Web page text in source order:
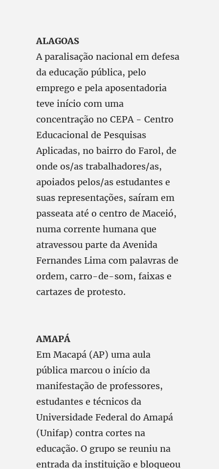
ALAGOAS
A paralisação nacional em defesa
da educação pública, pelo
emprego e pela aposentadoria
teve início com uma
concentração no CEPA - Centro
Educacional de Pesquisas
Aplicadas, no bairro do Farol, de
onde os/as trabalhadores/as,
apoiados pelos/as estudantes e
suas representações, saíram em
passeata até o centro de Maceió,
numa corrente humana que
atravessou parte da Avenida
Fernandes Lima com palavras de
ordem, carro-de-som, faixas e
cartazes de protesto.
AMAPÁ
Em Macapá (AP) uma aula
pública marcou o início da
manifestação de professores,
estudantes e técnicos da
Universidade Federal do Amapá
(Unifap) contra cortes na
educação. O grupo se reuniu na
entrada da instituição e bloqueou